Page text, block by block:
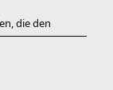
die den